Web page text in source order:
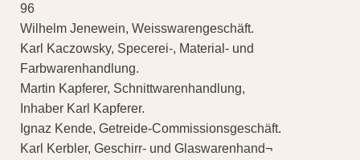
96
Wilhelm Jenewein, Weisswarengeschäft.
Karl Kaczowsky, Specerei-, Material- und
Farbwarenhandlung.
Martin Kapferer, Schnittwarenhandlung,
Inhaber Karl Kapferer.
Ignaz Kende, Getreide-Commissionsgeschäft.
Karl Kerbler, Geschirr- und Glaswarenhand¬